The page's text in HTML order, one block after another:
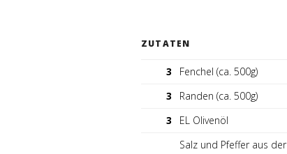
ZUTATEN
3
Fenchel (ca. 500g)
3
Randen (ca. 500g)
3
EL Olivenöl
Salz und Pfeffer aus der